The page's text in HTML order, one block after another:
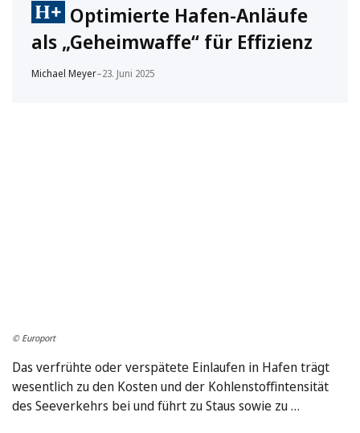
Optimierte Hafen-Anläufe
als „Geheimwaffe“ für Effizienz
Michael Meyer–23. Juni 2025
© Europort
Das verfrühte oder verspätete Einlaufen in Hafen trägt
wesentlich zu den Kosten und der Kohlenstoffintensität
des Seeverkehrs bei und führt zu Staus sowie zu …